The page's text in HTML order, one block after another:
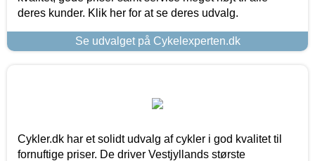
deres kunder. Klik her for at se deres udvalg.
Se udvalget på Cykelexperten.dk
Cykler.dk har et solidt udvalg af cykler i god kvalitet til
fornuftige priser. De driver Vestjyllands største